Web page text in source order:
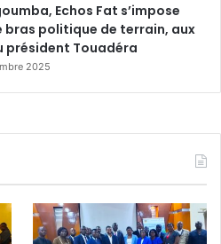
Echos Fat s’impose
bras politique de terrain, aux
président Touadéra
2025